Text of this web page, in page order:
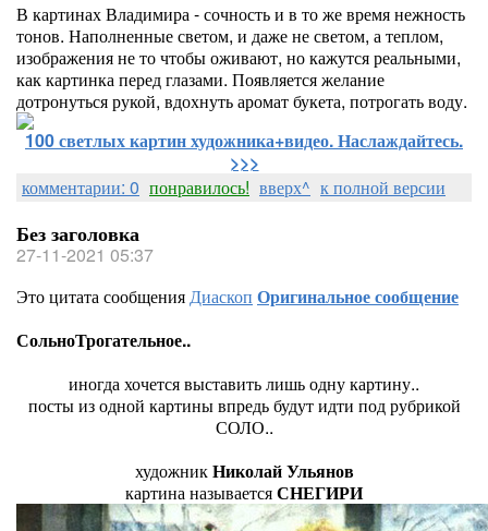
В картинах Владимира - сочность и в то же время нежность
тонов. Наполненные светом, и даже не светом, а теплом,
изображения не то чтобы оживают, но кажутся реальными,
как картинка перед глазами. Появляется желание
дотронуться рукой, вдохнуть аромат букета, потрогать воду.
100 светлых картин художника+видео. Наслаждайтесь.
>>>
комментарии: 0 понравилось! вверх^ к полной версии
Без заголовка
27-11-2021 05:37
Это цитата сообщенияДиаскоп Оригинальное сообщение
СольноТрогательное..
иногда хочется выставить лишь одну картину..
посты из одной картины впредь будут идти под рубрикой
СОЛО..
художникНиколай Ульянов
картина называетсяСНЕГИРИ